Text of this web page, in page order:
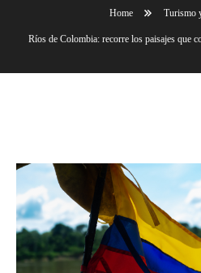
Home Turismo
Ríos de Colombia: recorre los paisajes que